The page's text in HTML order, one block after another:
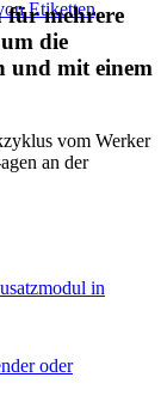
Etiketten,
in
oder
für mehrere
die
und mit einem
vom Werker
an der